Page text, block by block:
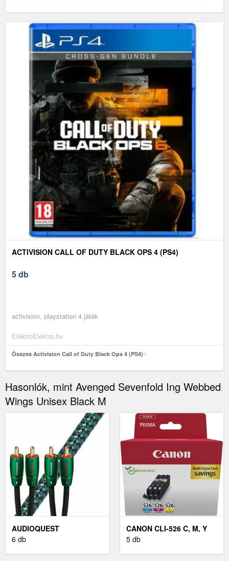
ACTIVISION CALL OF DUTY BLACK OPS 4 (PS4)
5 db
activision, playstation 4 játék
ElektroElektro.hu
Összes Activision Call of Duty Black Ops 4 (PS4)
Hasonlók, mint Avenged Sevenfold Ing Webbed
Wings Unisex Black M
AUDIOQUEST
EVERGREEN 5 M ZÖLD
6 db
CANON CLI-526 C, M, Y
MULTIPACK (EREDETI)
5 db